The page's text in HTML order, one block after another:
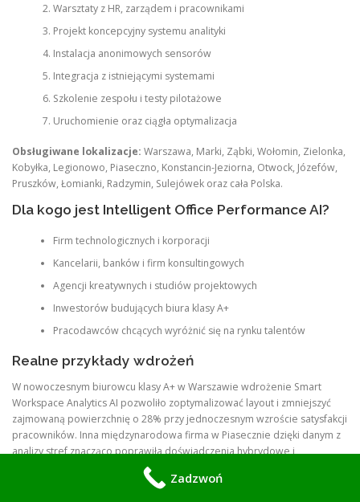
Warsztaty z HR, zarządem i pracownikami
Projekt koncepcyjny systemu analityki
Instalacja anonimowych sensorów
Integracja z istniejącymi systemami
Szkolenie zespołu i testy pilotażowe
Uruchomienie oraz ciągła optymalizacja
Obsługiwane lokalizacje: Warszawa, Marki, Ząbki, Wołomin, Zielonka,
Kobyłka, Legionowo, Piaseczno, Konstancin-Jeziorna, Otwock, Józefów,
Pruszków, Łomianki, Radzymin, Sulejówek oraz cała Polska.
Dla kogo jest Intelligent Office Performance AI?
Firm technologicznych i korporacji
Kancelarii, banków i firm konsultingowych
Agencji kreatywnych i studiów projektowych
Inwestorów budujących biura klasy A+
Pracodawców chcących wyróżnić się na rynku talentów
Realne przykłady wdrożeń
W nowoczesnym biurowcu klasy A+ w Warszawie wdrożenie Smart
Workspace Analytics AI pozwoliło zoptymalizować layout i zmniejszyć
zajmowaną powierzchnię o 28% przy jednoczesnym wzroście satysfakcji
pracowników. Inna międzynarodowa firma w Piasecznie dzięki danym z
analizy stref znacząco poprawiła doświadczenia hybrydowe i
Najczęściej zadawane pytania (FAQ)
Zadzwoń